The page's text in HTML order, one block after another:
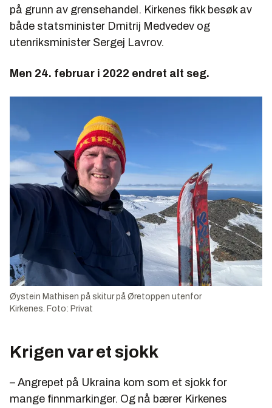
på grunn av grensehandel. Kirkenes fikk besøk av
både statsminister Dmitrij Medvedev og
utenriksminister Sergej Lavrov.
Men 24. februar i 2022 endret alt seg.
Øystein Mathisen på skitur på Øretoppen utenfor
Kirkenes. Foto: Privat
Krigen var et sjokk
– Angrepet på Ukraina kom som et sjokk for
mange finnmarkinger. Og nå bærer Kirkenes